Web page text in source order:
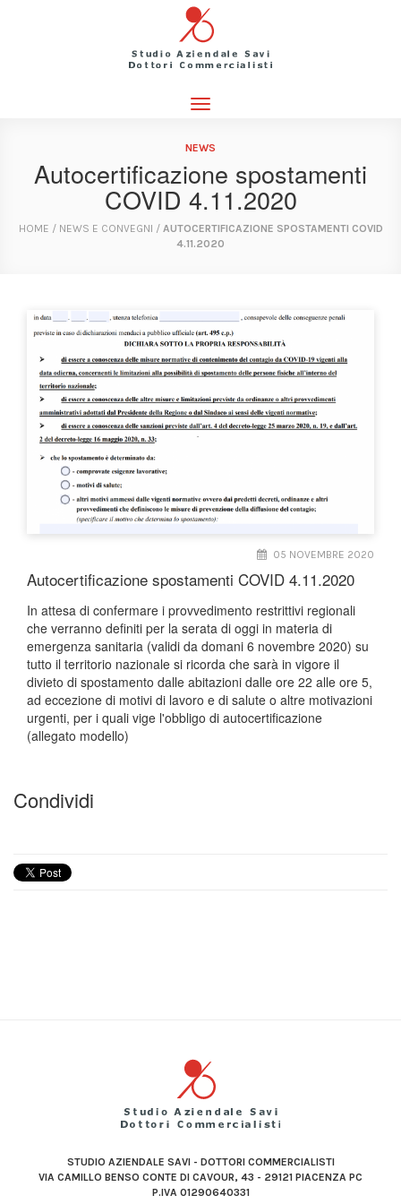
Toggle
NEWS
Autocertificazione spostamenti
COVID 4.11.2020
HOME / NEWS E CONVEGNI / AUTOCERTIFICAZIONE SPOSTAMENTI COVID
4.11.2020
05 NOVEMBRE 2020
Autocertificazione spostamenti COVID 4.11.2020
In attesa di confermare i provvedimento restrittivi regionali
che verranno definiti per la serata di oggi in materia di
emergenza sanitaria (validi da domani 6 novembre 2020) su
tutto il territorio nazionale si ricorda che sarà in vigore il
divieto di spostamento dalle abitazioni dalle ore 22 alle ore 5,
ad eccezione di motivi di lavoro e di salute o altre motivazioni
urgenti, per i quali vige l'obbligo di autocertificazione
(allegato modello)
Condividi
STUDIO AZIENDALE SAVI - DOTTORI COMMERCIALISTI
VIA CAMILLO BENSO CONTE DI CAVOUR, 43 - 29121 PIACENZA PC
P.IVA 01290640331